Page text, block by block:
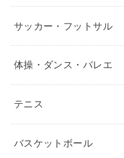
サッカー・フットサル
体操・ダンス・バレエ
テニス
バスケットボール